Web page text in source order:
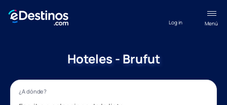
Menú
Log in
Hoteles - Brufut